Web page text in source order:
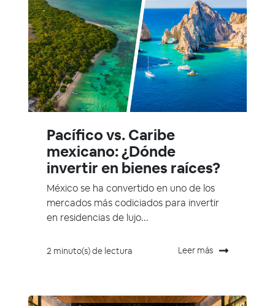
Pacífico vs. Caribe
mexicano: ¿Dónde
invertir en bienes raíces?
México se ha convertido en uno de los
mercados más codiciados para invertir
en residencias de lujo...
2 minuto(s) de lectura Leer más